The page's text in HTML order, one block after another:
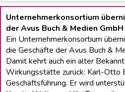
Unternehmerkonsortium
der Avus Buch & Medien GmbH
Ein Unternehmerkonsortium
die Geschäfte der Avus Buch &
Damit kehrt auch ein alter
Wirkungsstätte zurück: Karl-Otto
Geschäftsführung. Er wird